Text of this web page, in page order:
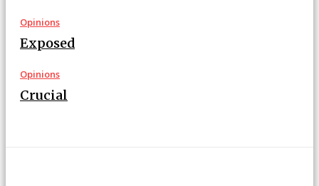
Opinions
Exposed
Opinions
Crucial